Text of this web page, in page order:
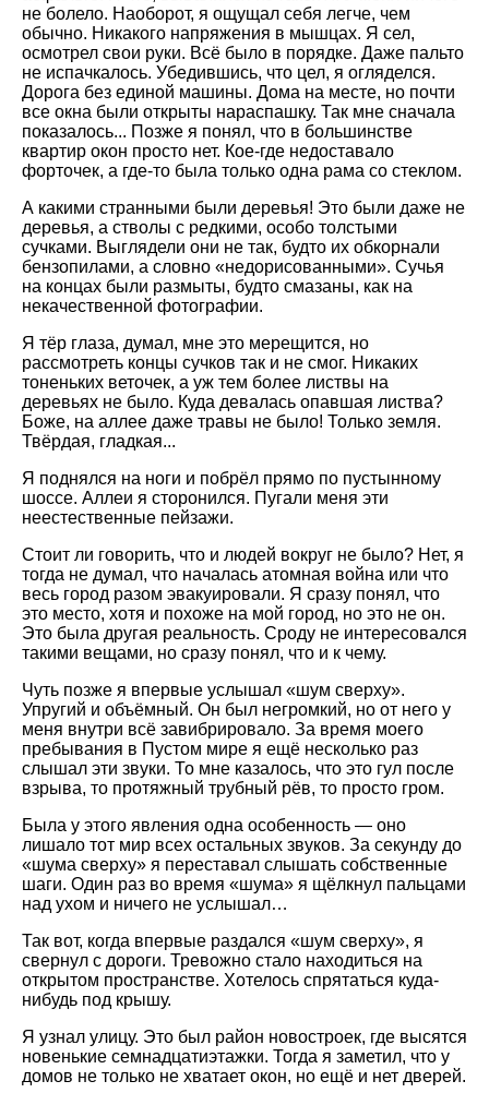
не болело. Наоборот, я ощущал себя легче, чем
обычно. Никакого напряжения в мышцах. Я сел,
осмотрел свои руки. Всё было в порядке. Даже пальто
не испачкалось. Убедившись, что цел, я огляделся.
Дорога без единой машины. Дома на месте, но почти
все окна были открыты нараспашку. Так мне сначала
показалось... Позже я понял, что в большинстве
квартир окон просто нет. Кое-где недоставало
форточек, а где-то была только одна рама со стеклом.
А какими странными были деревья! Это были даже не
деревья, а стволы с редкими, особо толстыми
сучками. Выглядели они не так, будто их обкорнали
бензопилами, а словно «недорисованными». Сучья
на концах были размыты, будто смазаны, как на
некачественной фотографии.
Я тёр глаза, думал, мне это мерещится, но
рассмотреть концы сучков так и не смог. Никаких
тоненьких веточек, а уж тем более листвы на
деревьях не было. Куда девалась опавшая листва?
Боже, на аллее даже травы не было! Только земля.
Твёрдая, гладкая...
Я поднялся на ноги и побрёл прямо по пустынному
шоссе. Аллеи я сторонился. Пугали меня эти
неестественные пейзажи.
Стоит ли говорить, что и людей вокруг не было? Нет, я
тогда не думал, что началась атомная война или что
весь город разом эвакуировали. Я сразу понял, что
это место, хотя и похоже на мой город, но это не он.
Это была другая реальность. Сроду не интересовался
такими вещами, но сразу понял, что и к чему.
Чуть позже я впервые услышал «шум сверху».
Упругий и объёмный. Он был негромкий, но от него у
меня внутри всё завибрировало. За время моего
пребывания в Пустом мире я ещё несколько раз
слышал эти звуки. То мне казалось, что это гул после
взрыва, то протяжный трубный рёв, то просто гром.
Была у этого явления одна особенность — оно
лишало тот мир всех остальных звуков. За секунду до
«шума сверху» я переставал слышать собственные
шаги. Один раз во время «шума» я щёлкнул пальцами
над ухом и ничего не услышал…
Так вот, когда впервые раздался «шум сверху», я
свернул с дороги. Тревожно стало находиться на
открытом пространстве. Хотелось спрятаться куда-
нибудь под крышу.
Я узнал улицу. Это был район новостроек, где высятся
новенькие семнадцатиэтажки. Тогда я заметил, что у
домов не только не хватает окон, но ещё и нет дверей.